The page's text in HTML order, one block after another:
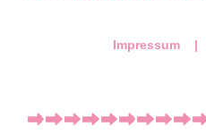
Impressum |